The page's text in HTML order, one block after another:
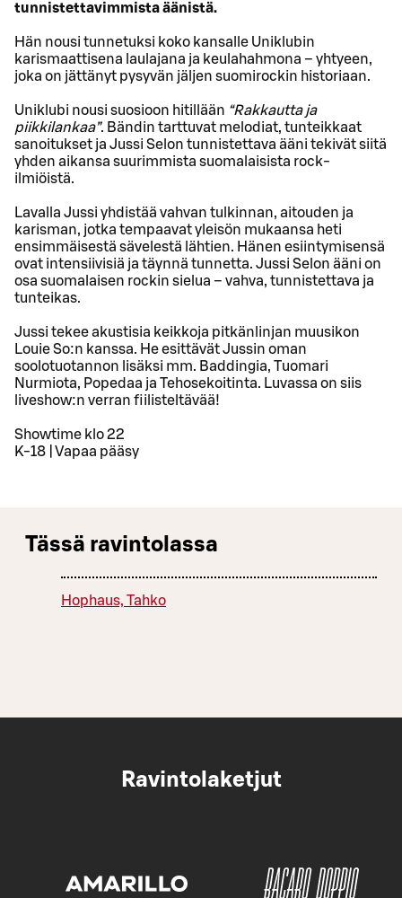
tunnistettavimmista äänistä.
Hän nousi tunnetuksi koko kansalle Uniklubin
karismaattisena laulajana ja keulahahmona – yhtyeen,
joka on jättänyt pysyvän jäljen suomirockin historiaan.
Uniklubi nousi suosioon hitillään “Rakkautta ja
piikkilankaa”. Bändin tarttuvat melodiat, tunteikkaat
sanoitukset ja Jussi Selon tunnistettava ääni tekivät siitä
yhden aikansa suurimmista suomalaisista rock-
ilmiöistä.
Lavalla Jussi yhdistää vahvan tulkinnan, aitouden ja
karisman, jotka tempaavat yleisön mukaansa heti
ensimmäisestä sävelestä lähtien. Hänen esiintymisensä
ovat intensiivisiä ja täynnä tunnetta. Jussi Selon ääni on
osa suomalaisen rockin sielua – vahva, tunnistettava ja
tunteikas.
Jussi tekee akustisia keikkoja pitkänlinjan muusikon
Louie So:n kanssa. He esittävät Jussin oman
soolotuotannon lisäksi mm. Baddingia, Tuomari
Nurmiota, Popedaa ja Tehosekoitinta. Luvassa on siis
liveshow:n verran fiilisteltävää!
Showtime klo 22
K-18 | Vapaa pääsy
Tässä ravintolassa
Hophaus, Tahko
Ravintolaketjut